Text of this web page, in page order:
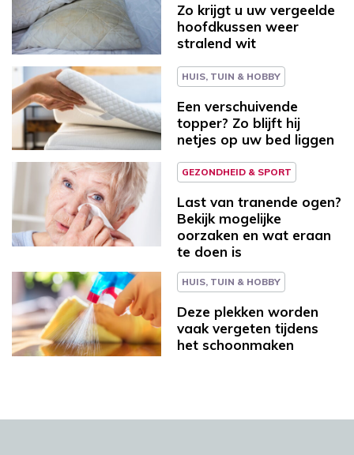
Zo krijgt u uw vergeelde
hoofdkussen weer
stralend wit
HUIS, TUIN & HOBBY
Een verschuivende
topper? Zo blijft hij
netjes op uw bed liggen
GEZONDHEID & SPORT
Last van tranende ogen?
Bekijk mogelijke
oorzaken en wat eraan
te doen is
HUIS, TUIN & HOBBY
Deze plekken worden
vaak vergeten tijdens
het schoonmaken